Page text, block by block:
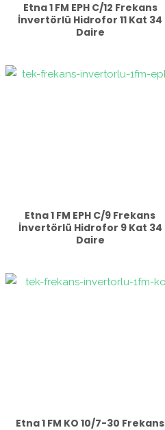
Etna 1 FM EPH C/12 Frekans
İnvertörlü Hidrofor 11 Kat 34
Daire
Etna 1 FM EPH C/9 Frekans
İnvertörlü Hidrofor 9 Kat 34
Daire
Etna 1 FM KO 10/7-30 Frekans